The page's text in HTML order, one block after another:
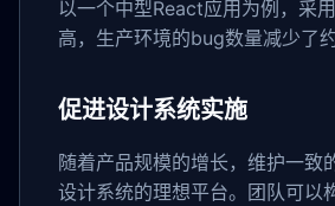
以一个中型React应用为例，采
高，生产环境的bug数量减少了约
促进设计系统实施
随着产品规模的增长，维护一
设计系统的理想平台。团队可以